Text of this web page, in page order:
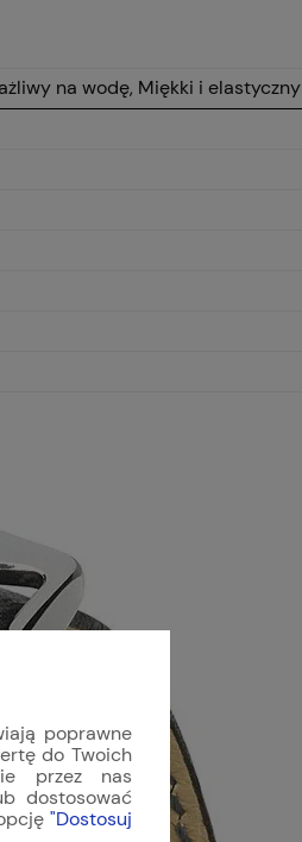
na wodę, Miękki i elastyczny
poprawne
do Twoich
przez nas
dostosować
"Dostosuj